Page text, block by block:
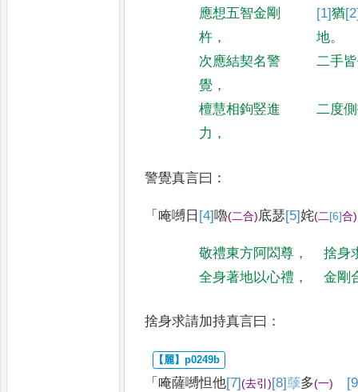
應想五智金剛
杵 ，
[1]猶
地。
次應結契名警
覺 ，
二手
檀慧相鉤竪進
力 ，
二度
警覺真言曰 ：
「 唵嚩日 [4]嚕(二合)底瑟[5]姹(二[6]合)
敬禮東方阿閦尊 ，
捨身
全身著地以心禮 ， 金剛
捨身求請加持真言曰 ：
「 唵薩嚩怛他[7](去引)[8]𦽆多(一)